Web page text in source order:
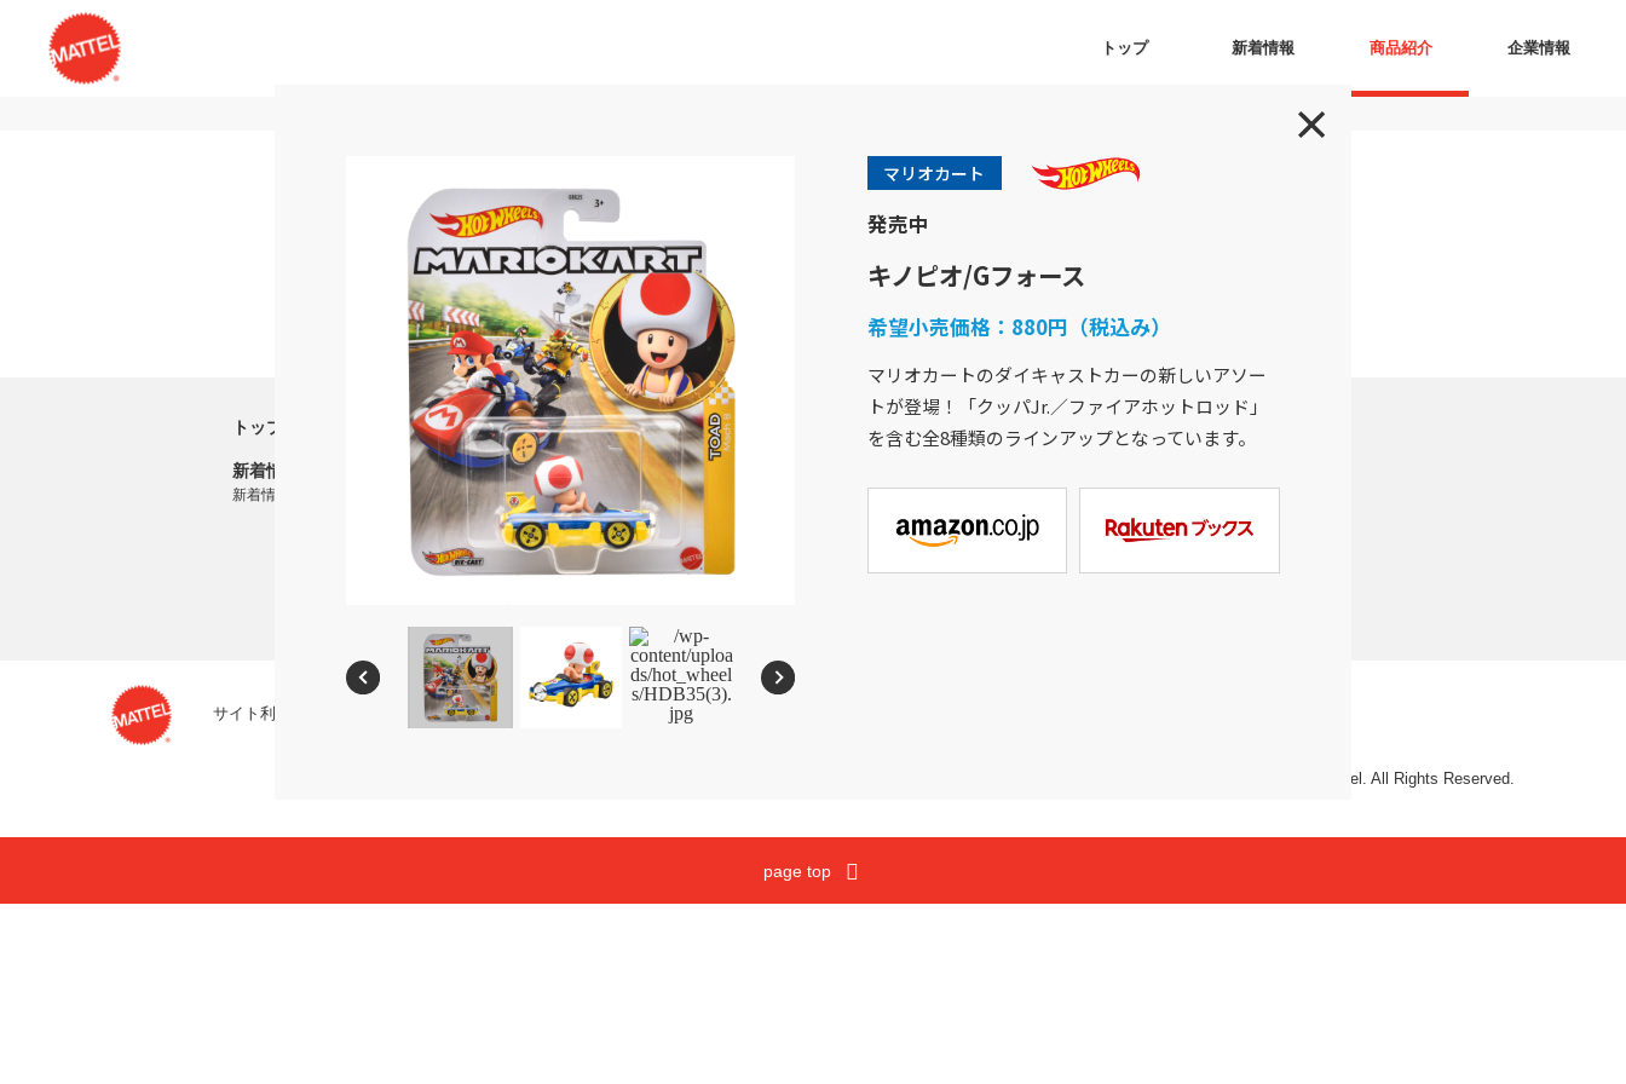
トップ 新着情報 商品紹介 企業情報
マリオカート
発売中
キノピオ/Gフォース
希望小売価格： 880円（税込み）
マリオカートのダイキャストカーの新しいアソー
トが登場！「クッパJr.／ファイアホットロッド」
を含む全8種類のラインアップとなっています。
トップ
新着情報
新着情報一覧
商品紹介
バービー
フィッシャープライス
きかんしゃトーマス
ホットウィール
メガブロック
ウノ
企業情報
企業概要
アクセスマップ
サイト利用条件 プライバシーポリシー Cookies and Related Technology Notice
© 2026 Mattel. All Rights Reserved.
page top